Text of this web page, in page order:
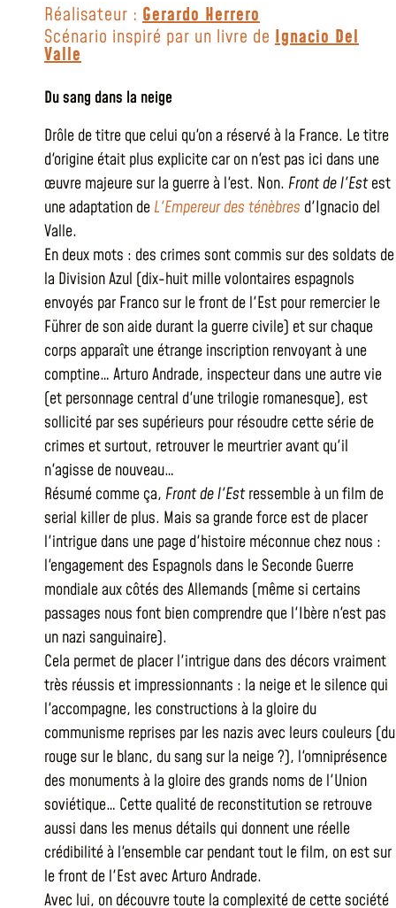
Réalisateur : Gerardo Herrero
Scénario inspiré par un livre de Ignacio Del
Valle
Du sang dans la neige
Drôle de titre que celui qu'on a réservé à la France. Le titre
d'origine était plus explicite car on n'est pas ici dans une
œuvre majeure sur la guerre à l'est. Non. Front de l'Estest
une adaptation de L'Empereur des ténèbres d'Ignacio del
Valle.
En deux mots : des crimes sont commis sur des soldats de
la Division Azul (dix-huit mille volontaires espagnols
envoyés par Franco sur le front de l'Est pour remercier le
Führer de son aide durant la guerre civile) et sur chaque
corps apparaît une étrange inscription renvoyant à une
comptine… Arturo Andrade, inspecteur dans une autre vie
(et personnage central d'une trilogie romanesque), est
sollicité par ses supérieurs pour résoudre cette série de
crimes et surtout, retrouver le meurtrier avant qu'il
n'agisse de nouveau…
Résumé comme ça, Front de l'Estressemble à un film de
serial killer de plus. Mais sa grande force est de placer
l'intrigue dans une page d'histoire méconnue chez nous :
l'engagement des Espagnols dans le Seconde Guerre
mondiale aux côtés des Allemands (même si certains
passages nous font bien comprendre que l'Ibère n'est pas
un nazi sanguinaire).
Cela permet de placer l'intrigue dans des décors vraiment
très réussis et impressionnants : la neige et le silence qui
l'accompagne, les constructions à la gloire du
communisme reprises par les nazis avec leurs couleurs (du
rouge sur le blanc, du sang sur la neige ?), l'omniprésence
des monuments à la gloire des grands noms de l'Union
soviétique… Cette qualité de reconstitution se retrouve
aussi dans les menus détails qui donnent une réelle
crédibilité à l'ensemble car pendant tout le film, on est sur
le front de l'Est avec Arturo Andrade.
Avec lui, on découvre toute la complexité de cette société